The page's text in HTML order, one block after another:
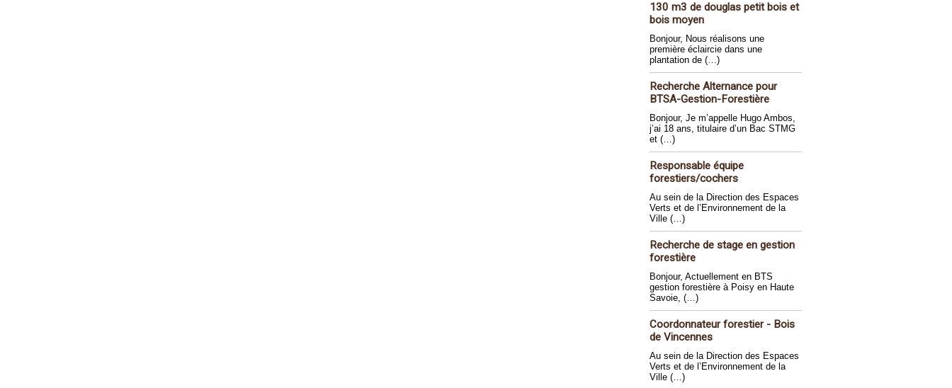
130 m3 de douglas petit bois et
bois moyen
Bonjour, Nous réalisons une
première éclaircie dans une
plantation de (…)
Recherche Alternance pour
BTSA-Gestion-Forestière
Bonjour, Je m’appelle Hugo Ambos,
j’ai 18 ans, titulaire d’un Bac STMG
et (…)
Responsable équipe
forestiers/cochers
Au sein de la Direction des Espaces
Verts et de l’Environnement de la
Ville (…)
Recherche de stage en gestion
forestière
Bonjour, Actuellement en BTS
gestion forestière à Poisy en Haute
Savoie, (…)
Coordonnateur forestier - Bois
de Vincennes
Au sein de la Direction des Espaces
Verts et de l’Environnement de la
Ville (…)